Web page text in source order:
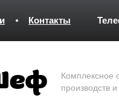
Контакты
Комплексное
производств